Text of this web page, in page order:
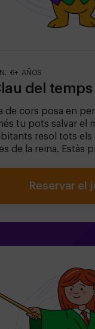
6+ AÑOS
del temps
de cors posa en
tu pots salvar el
resol tots
de la reina. Estàs
infantil destinat
famílies |
de 14 anys (o
monitor
Reservar el